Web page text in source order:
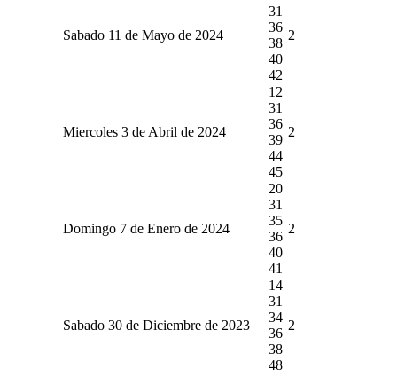
Sabado 11 de Mayo de 2024
31
36
38
40
42
2
Miercoles 3 de Abril de 2024
12
31
36
39
44
45
2
Domingo 7 de Enero de 2024
20
31
35
36
40
41
2
Sabado 30 de Diciembre de 2023
14
31
34
36
38
48
2